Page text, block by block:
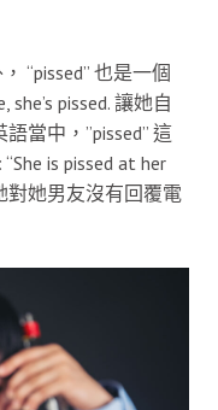
“pissed” 也是一個
pissed. 讓她自
當中，”pissed” 這
is pissed at her
對她男友沒有回覆電